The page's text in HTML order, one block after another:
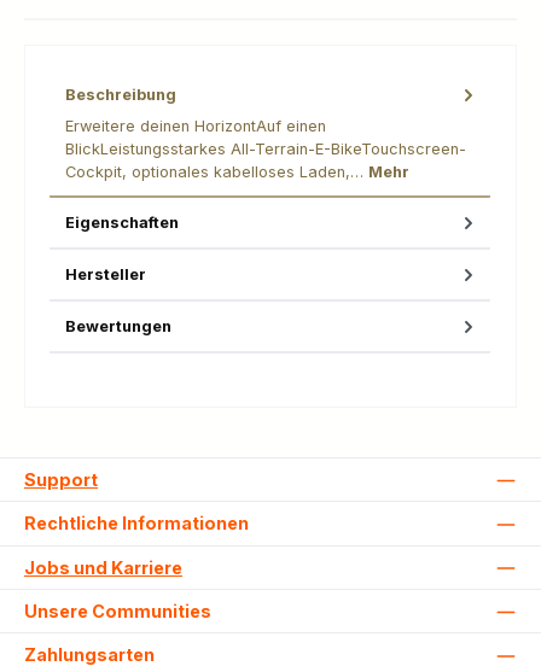
Beschreibung
Erweitere deinen HorizontAuf einen
BlickLeistungsstarkes All-Terrain-E-BikeTouchscreen-
Cockpit, optionales kabelloses Laden,… Mehr
Eigenschaften
Hersteller
Bewertungen
Support
Rechtliche Informationen
Jobs und Karriere
Unsere Communities
Zahlungsarten